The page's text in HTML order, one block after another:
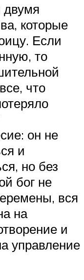
двумя
которые
Если
то
что
он не
и
но без
бог не
вся
на
и
управление